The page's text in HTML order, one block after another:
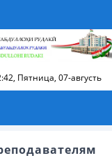
, Пятница, 07-августь